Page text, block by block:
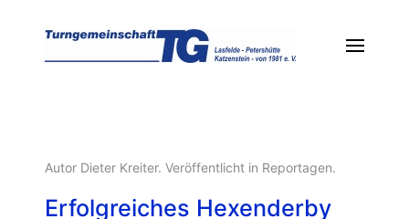
Autor Dieter Kreiter. Veröffentlicht in Reportagen.
Erfolgreiches Hexenderby